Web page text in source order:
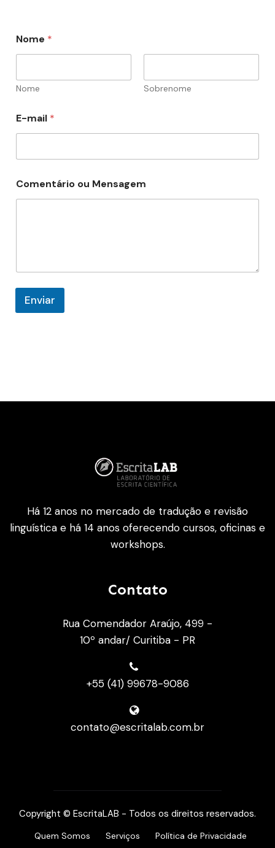
Nome *
Nome Sobrenome
E-mail *
-
m
o
Comentário ou Mensagem
Enviar
Há 12 anos no mercado de tradução e revisão
linguística e há 14 anos oferecendo cursos, oficinas e
workshops.
Contato
Rua Comendador Araújo, 499 -
10º andar/ Curitiba - PR
+55 (41) 99678-9086
contato@escritalab.com.br
Copyright © EscritaLAB - Todos os direitos reservados.
Quem Somos Serviços Política de Privacidade